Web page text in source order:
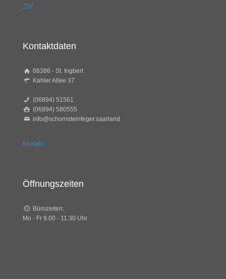
ZIV
Kontaktdaten
66386 - St. Ingbert
Kahler Allee 37
(06894) 51561
(06894) 580555
info@schornsteinfeger.saarland
Kontakt
Öffnungszeiten
Bürozeiten:
Mo - Fr 9.00 - 11.30 Uhr